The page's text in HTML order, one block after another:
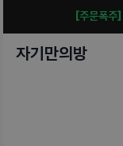
[주문폭주]
자기만의방